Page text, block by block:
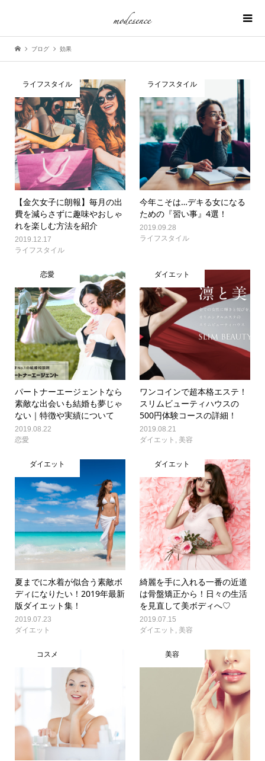
ブログ 効果
ライフスタイル
【金欠女子に朗報】毎月の出
費を減らさずに趣味やおしゃ
れを楽しむ方法を紹介
2019.12.17
ライフスタイル
ライフスタイル
今年こそは…デキる女になる
ための『習い事』4選！
2019.09.28
ライフスタイル
恋愛
パートナーエージェントなら
素敵な出会いも結婚も夢じゃ
ない｜特徴や実績について
2019.08.22
恋愛
ダイエット
ワンコインで超本格エステ！
スリムビューティハウスの
500円体験コースの詳細！
2019.08.21
ダイエット , 美容
ダイエット
夏までに水着が似合う素敵ボ
ディになりたい！2019年最新
版ダイエット集！
2019.07.23
ダイエット
ダイエット
綺麗を手に入れる一番の近道
は骨盤矯正から！日々の生活
を見直して美ボディへ♡
2019.07.15
ダイエット , 美容
コスメ 美容